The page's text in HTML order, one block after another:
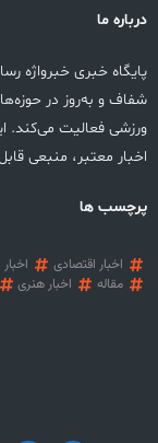
درباره ما
پایگاه خبری خبرواژه
شفاف و به‌روز در
ورزشی فعالیت می‌کند.
اخبار معتبر، منبعی
پرچسب ها
اخبار اقتصادی اخبار
مقاله
اخبار هنری